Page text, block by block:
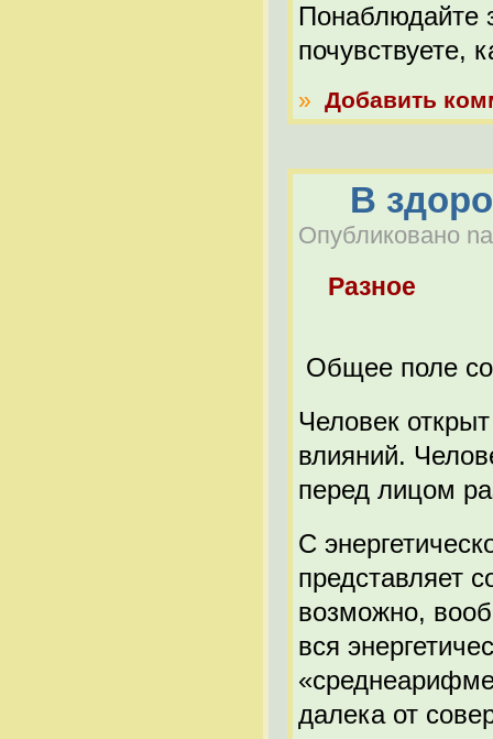
Понаблюдайте
почувствуете,
» Добавить
В
Опубликовано
Разное
Общее поле
Человек
влияний.
перед лицом
С
представляет
возможно,
вся
далека от